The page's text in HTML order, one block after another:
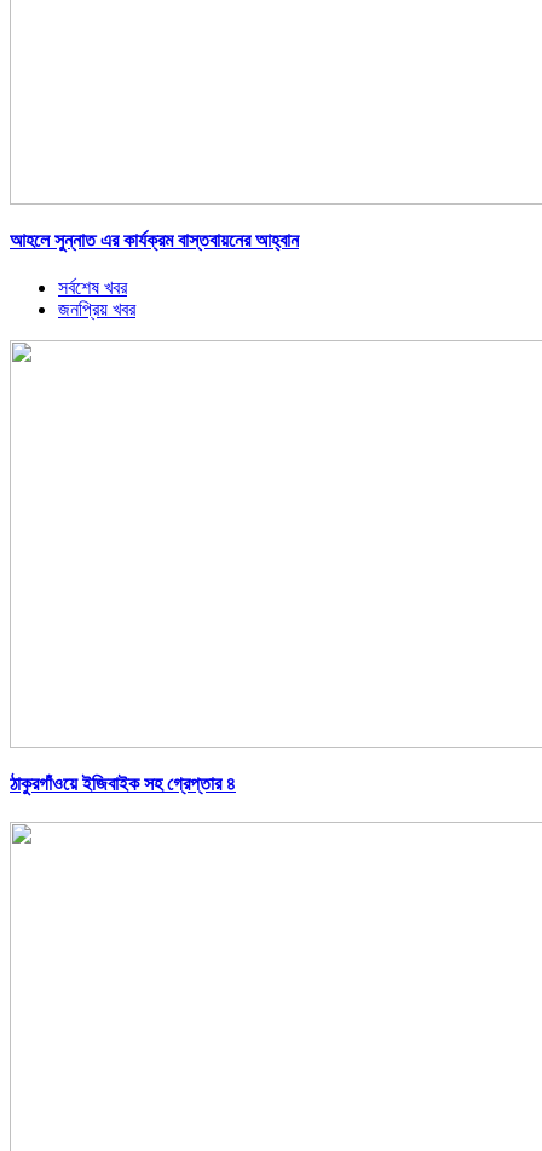
আহলে সুন্নাত এর কার্যক্রম বাস্তবায়নের আহ্বান
সর্বশেষ খবর
জনপ্রিয় খবর
ঠাকুরগাঁওয়ে ইজিবাইক সহ গ্রেপ্তার ৪